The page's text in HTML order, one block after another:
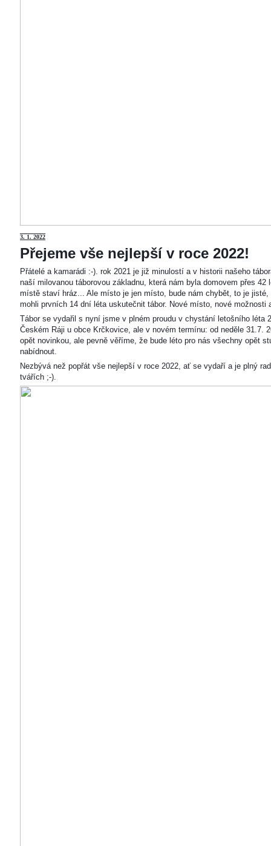
3. 1. 2022
Přejeme vše nejlepší v roce 2022!
Přátelé a kamarádi :-). rok 2021 je již minulostí a v historii našeho
naší milovanou táborovou základnu, která nám byla domovem přes
místě staví hráz... Ale místo je jen místo, bude nám chybět, to je
mohli prvních 14 dní léta uskutečnit tábor. Nové místo, nové
Tábor se vydařil s nyní jsme v plném proudu v chystání letošního léta
Českém Ráji u obce Krčkovice, ale v novém termínu: od neděle 31.7.
opět novinkou, ale pevně věříme, že bude léto pro nás všechny opět
nabídnout.
Nezbývá než popřát vše nejlepší v roce 2022, ať se vydaří a je plný
tvářích ;-).